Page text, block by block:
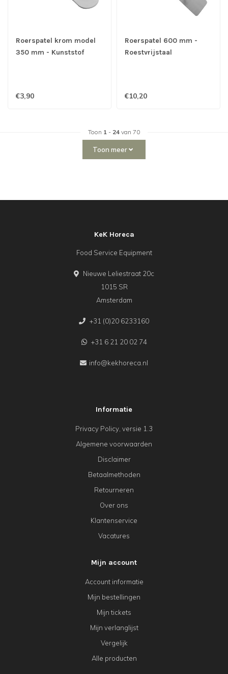
Roerspatel krom model
350 mm - Kunststof
€3,90
Roerspatel 600 mm -
Roestvrijstaal
€10,20
Toon 1 - 24 van 70
Toon meer
KeK Horeca
Food Service Equipment
Nieuwe Leliestraat 20c
1015 SR
Amsterdam
+31 (0)20 6233160
+31 6 21 20 02 74
info@kekhoreca.nl
Informatie
Privacy Policy, versie 1.3
Algemene voorwaarden
Disclaimer
Betaalmethoden
Retourneren
Over ons
Klantenservice
Vacatures
Mijn account
Account informatie
Mijn bestellingen
Mijn tickets
Mijn verlanglijst
Vergelijk
Alle producten